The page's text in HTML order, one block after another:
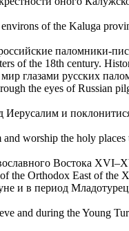
of the Kaluga
паломники-
of the 18th century.
мир глазами русских
the eyes of Russian
и
worship the holy
Востока
the Orthodox East of
и в период
and during the Young